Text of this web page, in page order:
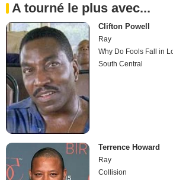
A tourné le plus avec...
Clifton Powell
Ray
Why Do Fools Fall in
South Central
Terrence Howard
Ray
Collision